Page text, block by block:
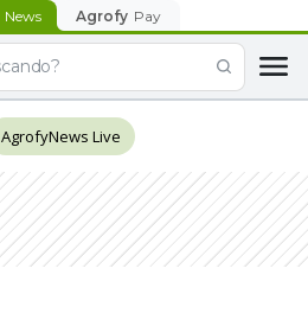
News Agrofy Pay
AgrofyNews Live